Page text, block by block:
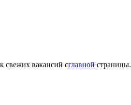
свежих вакансий сглавной страницы.